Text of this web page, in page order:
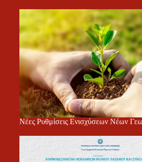
Νέες Ρυθμίσεις Ενισχύσεων Νέων